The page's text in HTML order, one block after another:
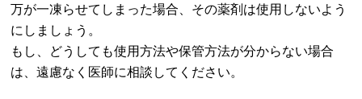
万が一凍らせてしまった場合、その薬剤は使用しないよう
にしましょう。
もし、どうしても使用方法や保管方法が分からない場合
は、遠慮なく医師に相談してください。